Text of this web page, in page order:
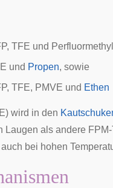
TFE und
und Propen, sowie
TFE, PMVE und Ethen
wird in den
Laugen als andere
bei hohen